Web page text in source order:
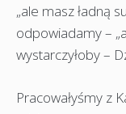
„ale masz ładną
odpowiadamy –
wystarczyłoby –
Pracowałyśmy z